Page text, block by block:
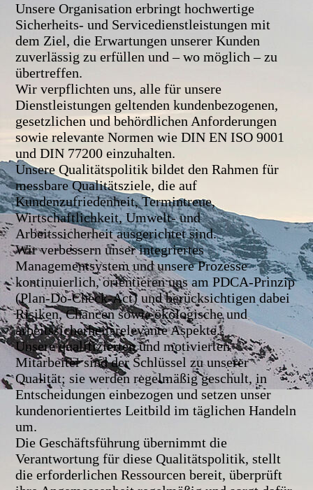
Unsere Organisation erbringt hochwertige
Sicherheits- und Servicedienstleistungen mit
dem Ziel, die Erwartungen unserer Kunden
zuverlässig zu erfüllen und – wo möglich – zu
übertreffen.
Wir verpflichten uns, alle für unsere
Dienstleistungen geltenden kundenbezogenen,
gesetzlichen und behördlichen Anforderungen
sowie relevante Normen wie DIN EN ISO 9001
und DIN 77200 einzuhalten.
Unsere Qualitätspolitik bildet den Rahmen für
messbare Qualitätsziele, die auf
Kundenzufriedenheit, Termintreue,
Wirtschaftlichkeit, Umwelt- und
Arbeitssicherheit ausgerichtet sind.
Wir verbessern unser integriertes
Managementsystem und unsere Prozesse
kontinuierlich, orientieren uns am PDCA-Prinzip
(Plan-Do-Check-Act) und berücksichtigen dabei
Risiken, Chancen sowie ökologische und
arbeitssicherheitsrelevante Aspekte.
Unsere qualifizierten und motivierten
Mitarbeiter sind der Schlüssel zu unserer
Qualität; sie werden regelmäßig geschult, in
Entscheidungen einbezogen und setzen unser
kundenorientiertes Leitbild im täglichen Handeln
um.
Die Geschäftsführung übernimmt die
Verantwortung für diese Qualitätspolitik, stellt
die erforderlichen Ressourcen bereit, überprüft